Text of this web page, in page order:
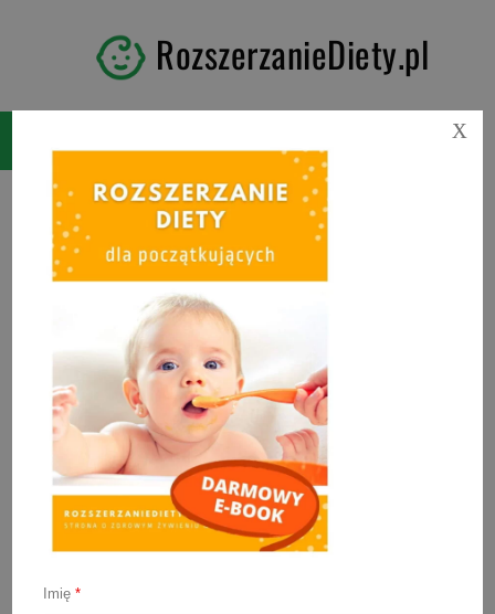
RozszerzanieDiety.pl
Poradniki
Imię*
X